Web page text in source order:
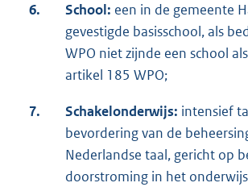
6. School: een in de gemeente
gevestigde basisschool, als
WPO niet zijnde een school
artikel 185 WPO;
7. Schakelonderwijs: intensief
bevordering van de
Nederlandse taal, gericht op
doorstroming in het